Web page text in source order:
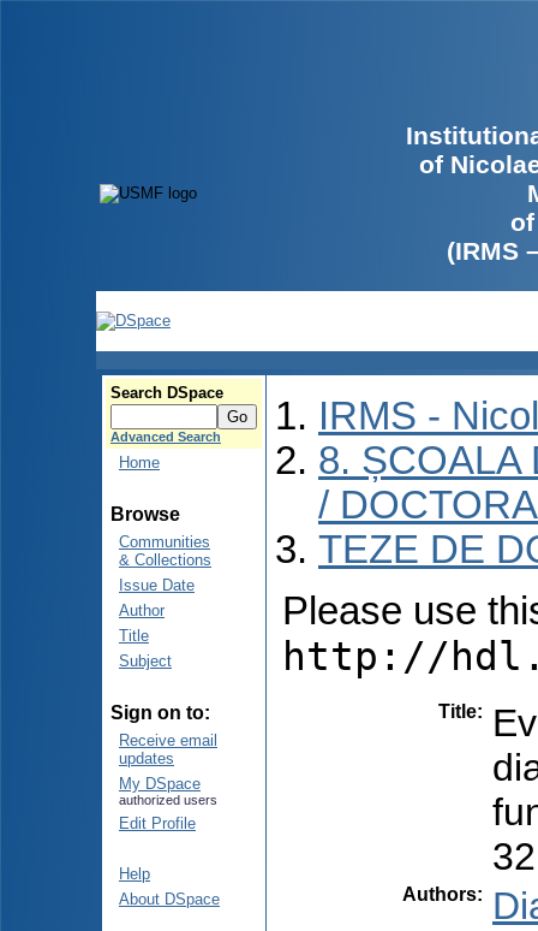
of
(IRMS
Search DSpace
Advanced Search
Home
Browse
Communities
& Collections
Issue Date
Author
Title
Subject
Sign on to:
Receive email
updates
My DSpace
authorized users
Edit Profile
Help
About DSpace
IRMS -
8. ȘCOALA
/
TEZE DE
Please use
http://
Title:
Authors: